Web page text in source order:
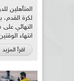
المتأهلين
لكرة
انتهاء
اقرأ المزيد